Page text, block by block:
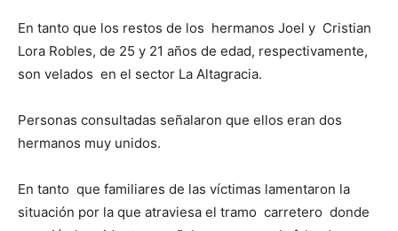
En tanto que los restos de los hermanos Joel y Cristian
Lora Robles, de 25 y 21 años de edad, respectivamente,
son velados en el sector La Altagracia.
Personas consultadas señalaron que ellos eran dos
hermanos muy unidos.
En tanto que familiares de las víctimas lamentaron la
situación por la que atraviesa el tramo carretero donde